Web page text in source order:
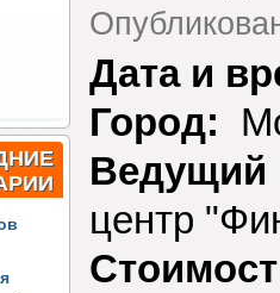
Дата и
Город:
Ведущий
центр